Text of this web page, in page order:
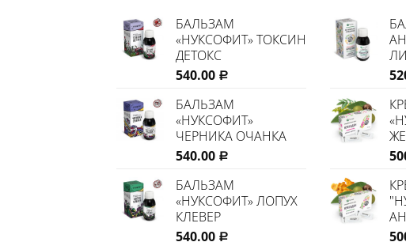
БАЛЬЗАМ
«НУКСОФИТ» ТОКСИН
ДЕТОКС
540.00 Р
БАЛЬЗАМ
«НУКСОФИТ»
ЧЕРНИКА ОЧАНКА
540.00 Р
БАЛЬЗАМ
«НУКСОФИТ» ЛОПУХ
КЛЕВЕР
540.00 Р